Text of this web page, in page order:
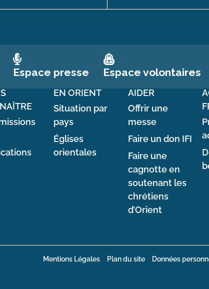
Espace presse Espace volontaires
EN ORIENT
Situation par
pays
Églises
orientales
AIDER
Offrir une
messe
Faire un don IFI
Faire une
cagnotte en
soutenant les
chrétiens
d’Orient
Mentions Légales Plan du site Données